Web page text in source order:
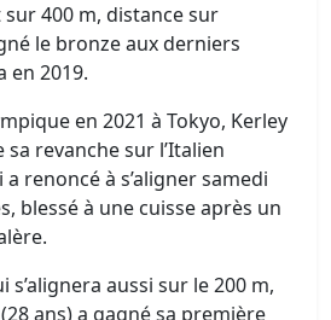
400 m, distance sur
le bronze aux derniers
en 2019.
en 2021 à Tokyo, Kerley
sa revanche sur l’Italien
a renoncé à s’aligner samedi
blessé à une cuisse après un
s’alignera aussi sur le 200 m,
ans) a gagné sa première